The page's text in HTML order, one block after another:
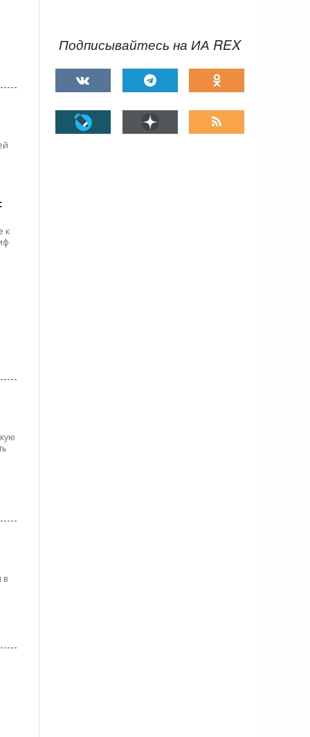
к
в
Подписывайтесь на ИА REX